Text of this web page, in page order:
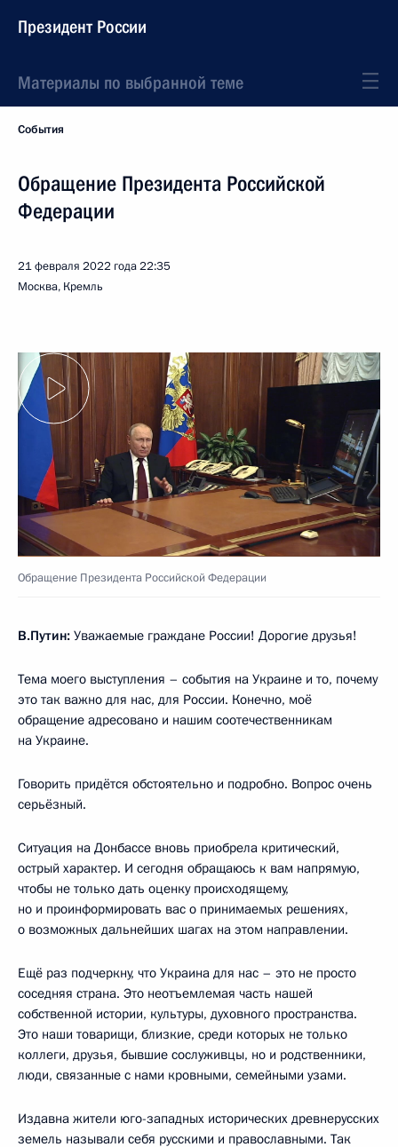
Президент России
Материалы по выбранной теме
События
Обращение Президента Российской
Федерации
21 февраля 2022 года22:35
Москва, Кремль
Обращение Президента Российской Федерации
В.Путин: Уважаемые граждане России! Дорогие друзья!
Тема моего выступления – события на Украине и то, почему
это так важно для нас, для России. Конечно, моё
обращение адресовано и нашим соотечественникам
на Украине.
Говорить придётся обстоятельно и подробно. Вопрос очень
серьёзный.
Ситуация на Донбассе вновь приобрела критический,
острый характер. И сегодня обращаюсь к вам напрямую,
чтобы не только дать оценку происходящему,
но и проинформировать вас о принимаемых решениях,
о возможных дальнейших шагах на этом направлении.
Ещё раз подчеркну, что Украина для нас – это не просто
соседняя страна. Это неотъемлемая часть нашей
собственной истории, культуры, духовного пространства.
Это наши товарищи, близкие, среди которых не только
коллеги, друзья, бывшие сослуживцы, но и родственники,
люди, связанные с нами кровными, семейными узами.
Издавна жители юго-западных исторических древнерусских
земель называли себя русскими и православными. Так